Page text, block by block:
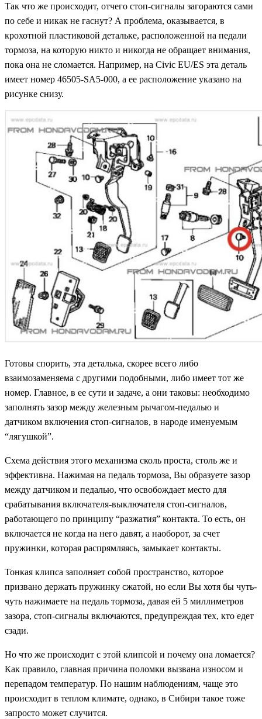
Так что же происходит, отчего стоп-сигналы загораются сами
по себе и никак не гаснут? А проблема, оказывается, в
крохотной пластиковой детальке, расположенной на педали
тормоза, на которую никто и никогда не обращает внимания,
пока она не сломается. Например, на Civic EU/ES эта деталь
имеет номер 46505-SA5-000, а ее расположение указано на
рисунке снизу.
Готовы спорить, эта деталька, скорее всего либо
взаимозаменяема с другими подобными, либо имеет тот же
номер. Главное, в ее сути и задаче, а они таковы: необходимо
заполнять зазор между железным рычагом-педалью и
датчиком включения стоп-сигналов, в народе именуемым
“лягушкой”.
Схема действия этого механизма сколь проста, столь же и
эффективна. Нажимая на педаль тормоза, Вы образуете зазор
между датчиком и педалью, что освобождает место для
срабатывания включателя-выключателя стоп-сигналов,
работающего по принципу “разжатия” контакта. То есть, он
включается не когда на него давят, а наоборот, за счет
пружинки, которая распрямляясь, замыкает контакты.
Тонкая клипса заполняет собой пространство, которое
призвано держать пружинку сжатой, но если Вы хотя бы чуть-
чуть нажимаете на педаль тормоза, давая ей 5 миллиметров
зазора, стоп-сигналы включаются, предупреждая тех, кто едет
сзади.
Но что же происходит с этой клипсой и почему она ломается?
Как правило, главная причина поломки вызвана износом и
перепадом температур. По нашим наблюдениям, чаще это
происходит в теплом климате, однако, в Сибири такое тоже
запросто может случится.